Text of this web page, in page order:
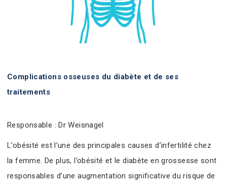
Complications osseuses du diabète et de ses
traitements
Responsable : Dr Weisnagel
L’obésité est l’une des principales causes d’infertilité chez
la femme. De plus, l’obésité et le diabète en grossesse sont
responsables d’une augmentation significative du risque de